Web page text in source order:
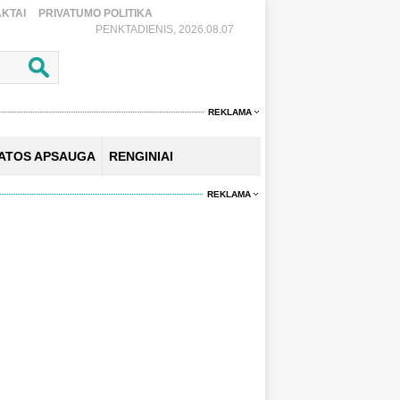
PRIVATUMO POLITIKA
PENKTADIENIS, 2026.08.07
REKLAMA
APSAUGA RENGINIAI
REKLAMA